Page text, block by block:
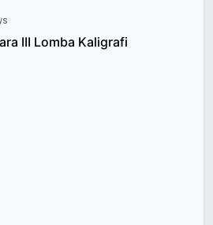
III Lomba Kaligrafi